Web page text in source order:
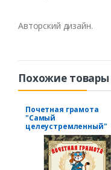
Авторский дизайн.
Похожие товары
Почетная грамота
"Самый
целеустремленный"